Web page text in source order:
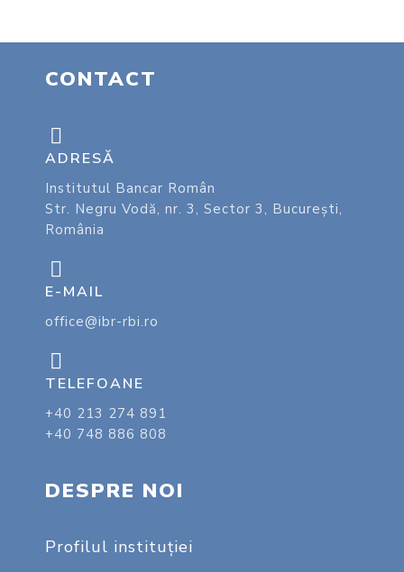
CONTACT
ADRESĂ
Institutul Bancar Român
Str. Negru Vodă, nr. 3, Sector 3, București,
România
E-MAIL
office@ibr-rbi.ro
TELEFOANE
+40 213 274 891
+40 748 886 808
DESPRE NOI
Profilul instituţiei